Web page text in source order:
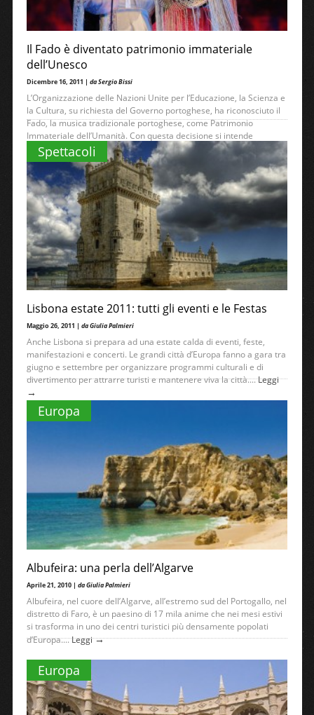
Il Fado è diventato patrimonio immateriale
dell’Unesco
Dicembre 16, 2011 | da Sergio Bissi
L’Organizzazione delle Nazioni Unite per l’Educazione, la Scienza e
la Cultura, su richiesta del Governo portoghese, ha riconosciuto il
Fado, la musica tradizionale portoghese, come Patrimonio
Immateriale dell’Umanità. Con questa decisione si intende
“salvaguardare gli elementi e le espressioni del...Leggi→
Spettacoli
Lisbona estate 2011: tutti gli eventi e le Festas
Maggio 26, 2011 | da Giulia Palmieri
Anche Lisbona si prepara ad una estate calda di eventi, feste,
manifestazioni e concerti. Le grandi città d’Europa fanno a gara tra
giugno e settembre per organizzare programmi culturali e di
divertimento per attrarre turisti e mantenere viva la città....Leggi
→
Europa
Albufeira: una perla dell’Algarve
Aprile 21, 2010 | da Giulia Palmieri
Albufeira, nel cuore dell’Algarve, all’estremo sud del Portogallo, nel
distretto di Faro, è un paesino di 17 mila anime che nei mesi estivi
si trasforma in uno dei centri turistici più densamente popolati
d’Europa....Leggi→
Europa